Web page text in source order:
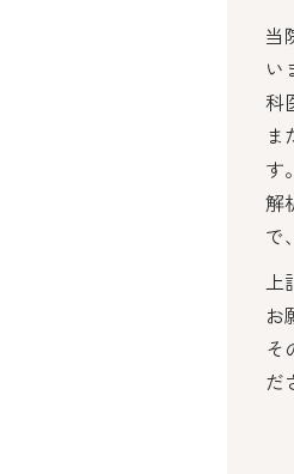
当
い
科
ま
す
解
で
上
お
そ
だ